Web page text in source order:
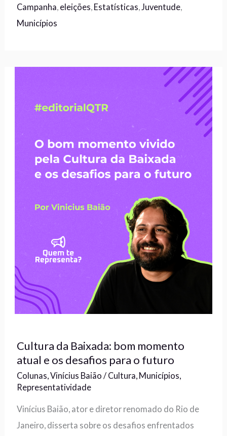
Campanha eleições Estatísticas Juventude
Municípios
Cultura da Baixada: bom momento
atual e os desafios para o futuro
Colunas ,Vinícius Baião / Cultura Municípios
Representatividade
Vinícius Baião, ator e diretor renomado do Rio de
Janeiro, disserta sobre os desafios enfrentados